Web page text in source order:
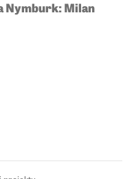
Nymburk: Milan